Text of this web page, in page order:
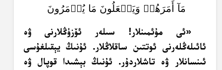
مَآ أَمَرَهُمۡ وَيَفۡعَلُونَ مَا يُؤۡمَرُونَ
«ئى مۇئمىنلار! سىلەر ئۆزۈڭلارنى ۋە
ئائىلەڭلەرنى ئوتتىن ساقلاڭلار. ئۇنىڭ يېقىلغۇسى
ئىنسانلار ۋە تاشلاردۇر. ئۇنىڭ بېشىدا قوپال ۋە